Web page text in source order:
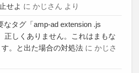
せよ に かじさん より
なタグ「amp-ad extension .js
正しくありません。これはまもな
。と出た場合の対処法 に かじさ